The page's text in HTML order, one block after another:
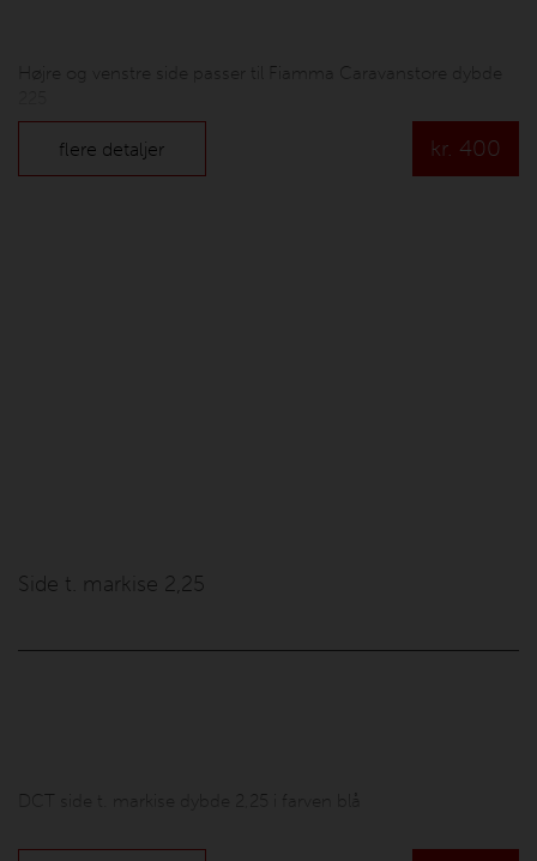
Højre og venstre side passer til Fiamma Caravanstore dybde
flere detaljer kr. 400
Side t. markise 2,25
DCT side t. markise dybde 2,25 i farven blå